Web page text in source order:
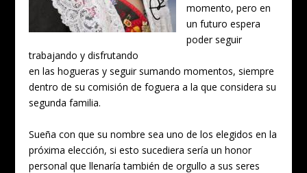
momento, pero en
un futuro espera
poder seguir
trabajando y disfrutando
en las hogueras y seguir sumando momentos, siempre
dentro de su comisión de foguera a la que considera su
segunda familia.
Sueña con que su nombre sea uno de los elegidos en la
próxima elección, si esto sucediera sería un honor
personal que llenaría también de orgullo a sus seres